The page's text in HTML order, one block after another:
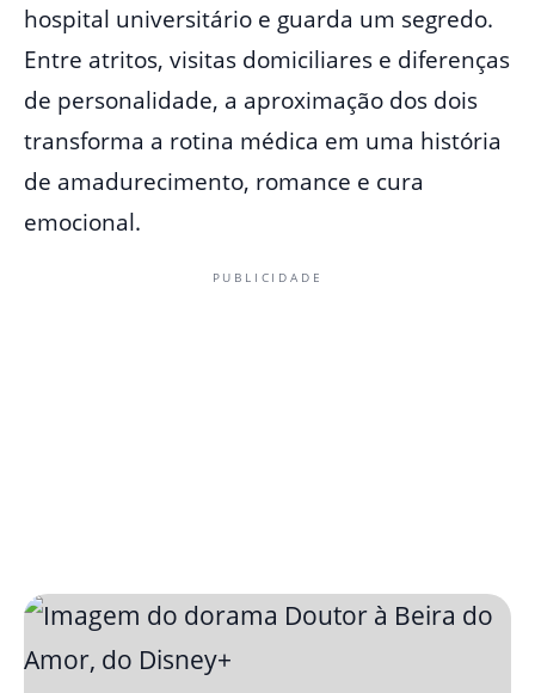
hospital universitário e guarda um segredo.
Entre atritos, visitas domiciliares e diferenças
de personalidade, a aproximação dos dois
transforma a rotina médica em uma história
de amadurecimento, romance e cura
emocional.
PUBLICIDADE